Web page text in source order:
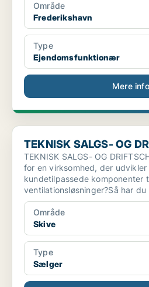
Område
Frederikshavn
Type
Ejendomsfunktionær
Mere info
TEKNISK SALGS- OG DRIFTSCHEF
TEKNISK SALGS- OG
TEKNISK SALGS- OG
for en virksomhed, der
kundetilpassede komponenter
ventilationsløsninger?Så har
Område
Skive
Type
Sælger